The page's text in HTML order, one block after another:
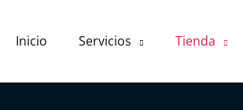
Inicio Servicios Tienda